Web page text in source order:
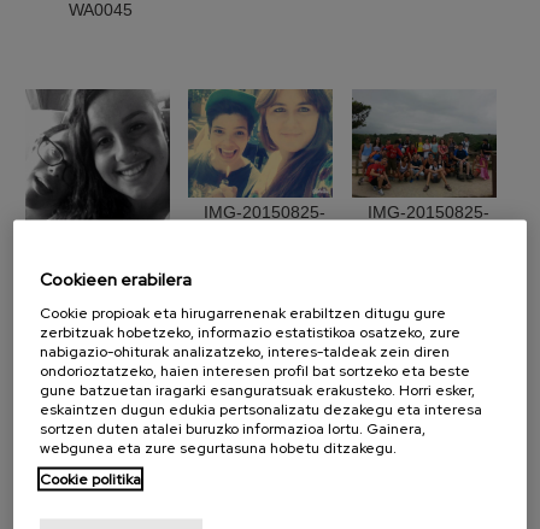
WA0045
IMG-20150825-
WA0072
IMG-20150825-
IMG-20150825-
IMG-20150825-
Cookieen erabilera
Cookie propioak eta hirugarrenenak erabiltzen ditugu gure
zerbitzuak hobetzeko, informazio estatistikoa osatzeko, zure
nabigazio-ohiturak analizatzeko, interes-taldeak zein diren
ondorioztatzeko, haien interesen profil bat sortzeko eta beste
gune batzuetan iragarki esanguratsuak erakusteko. Horri esker,
eskaintzen dugun edukia pertsonalizatu dezakegu eta interesa
sortzen duten atalei buruzko informazioa lortu. Gainera,
webgunea eta zure segurtasuna hobetu ditzakegu.
Cookie politika